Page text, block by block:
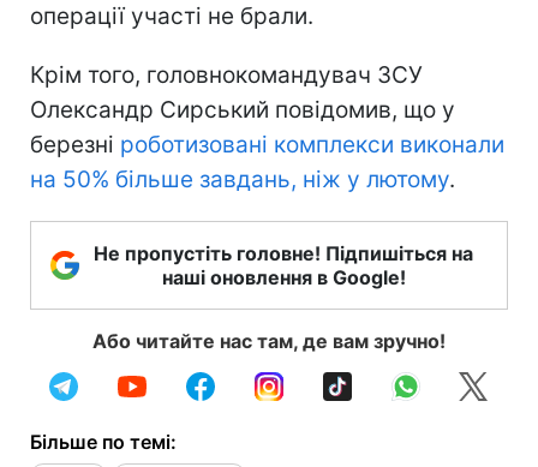
операції участі не брали.
Крім того, головнокомандувач ЗСУ
Олександр Сирський повідомив, що у
березні роботизовані комплекси виконали
на 50% більше завдань, ніж у лютому.
Не пропустіть головне! Підпишіться на
наші оновлення в Google!
Або читайте нас там, де вам зручно!
Більше по темі: